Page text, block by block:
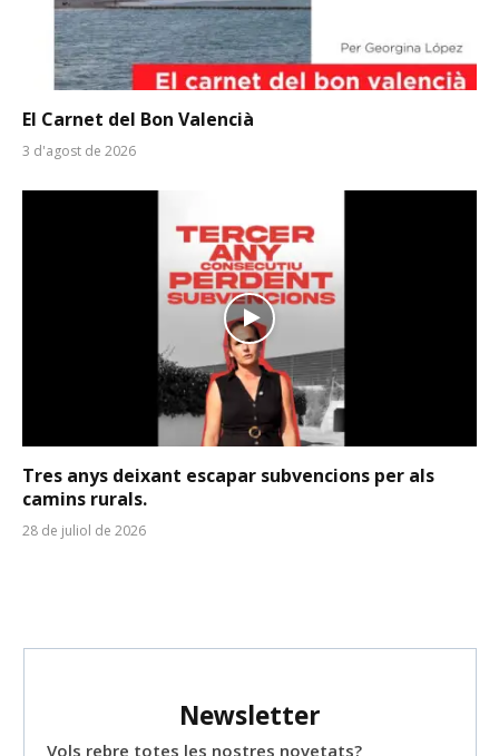
El Carnet del Bon Valencià
3 d'agost de 2026
Tres anys deixant escapar subvencions per als
camins rurals.
28 de juliol de 2026
Newsletter
Vols rebre totes les nostres novetats?